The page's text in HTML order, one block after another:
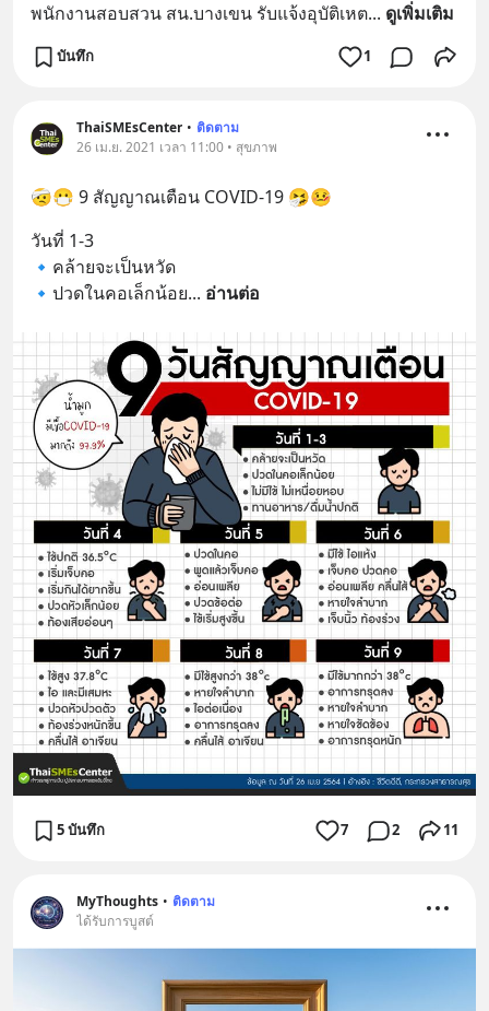
พนักงานสอบสวน สน.บางเขน รับแจ้งอุบัติเหต... ดูเพิ่มเติม
บันทึก 1
ThaiSMEsCenter • ติดตาม
26 เม.ย. 2021 เวลา 11:00 • สุขภาพ
🤕😷 9 สัญญาณเตือน COVID-19 🤧🤒
วันที่ 1-3
🔹คล้ายจะเป็นหวัด
🔹ปวดในคอเล็กน้อย... อ่านต่อ
5 บันทึก 7 2 11
MyThoughts • ติดตาม
ได้รับการบูสต์